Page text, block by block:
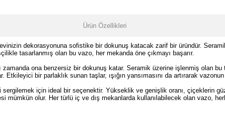
Ürün Özellikleri
dekorasyonuna sofistike bir dokunuş katacak zarif bir üründür.
tasarlanmış olan bu vazo, her mekanda öne çıkmayı başarır.
zamanda ona benzersiz bir dokunuş katar. Seramik üzerine işlenmiş olan
bir parlaklık sunan taşlar, ışığın yansımasını da artırarak
sergilemek için ideal bir seçenektir. Yükseklik ve genişlik oranı, çiçeklerin
mümkün olur. Her türlü iç ve dış mekanlarda kullanılabilecek olan vazo,